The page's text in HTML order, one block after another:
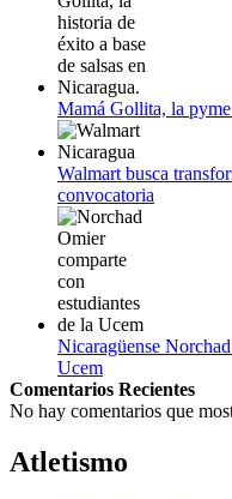
Mamá Gollita, la
Walmart busca
convocatoria
Nicaragüense
Ucem
Comentarios Recientes
No hay comentarios que
Atletismo